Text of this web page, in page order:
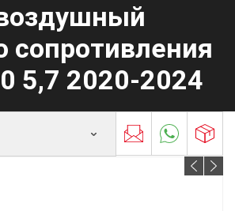
сопротивления
5,7 2020-2024